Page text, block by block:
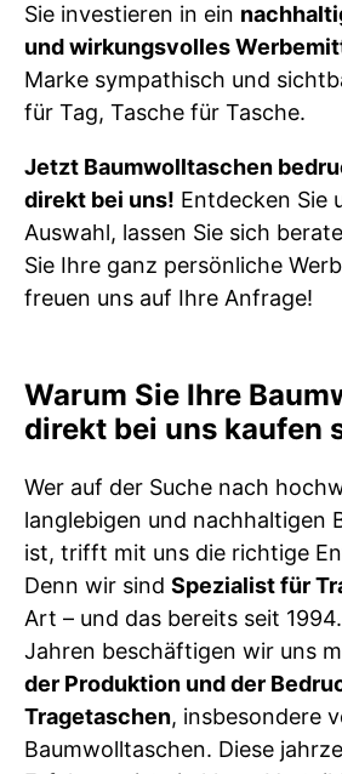
Sie investieren in ein
und wirkungsvolles
Marke sympathisch und
für Tag, Tasche für Tasche.
Jetzt Baumwolltaschen
direkt bei uns! Entdecken Sie
Auswahl, lassen Sie sich
Sie Ihre ganz persönliche
freuen uns auf Ihre Anfrage!
Warum Sie Ihre
direkt bei uns kaufen
Wer auf der Suche nach
langlebigen und nachhaltigen
ist, trifft mit uns die richtige
Denn wir sind Spezialist für
Art – und das bereits seit
Jahren beschäftigen wir uns
der Produktion und der
Tragetaschen, insbesondere
Baumwolltaschen. Diese